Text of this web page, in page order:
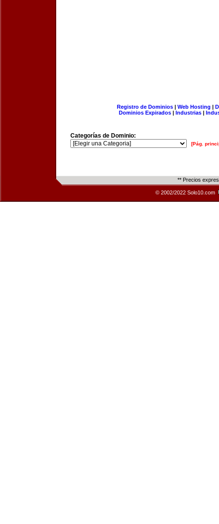
Registro de Dominios| Web Hosting |
Dominios Expirados | Industrias |
Categorías de Dominio:
[Pág.
** Precios
© 2002/2022 Solo10.com